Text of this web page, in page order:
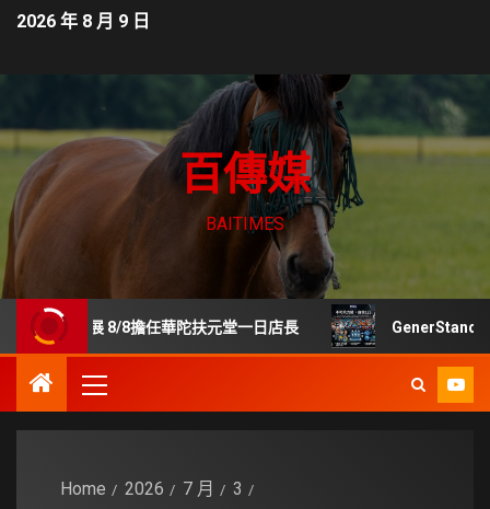
2026 年 8 月 9 日
百傳媒
BAITIMES
展 8/8擔任華陀扶元堂一日店長 GenerStand 擬推「人
Home 2026 7 月
3